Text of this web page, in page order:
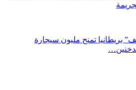
بريطانيا تمنح مليون سيجارة